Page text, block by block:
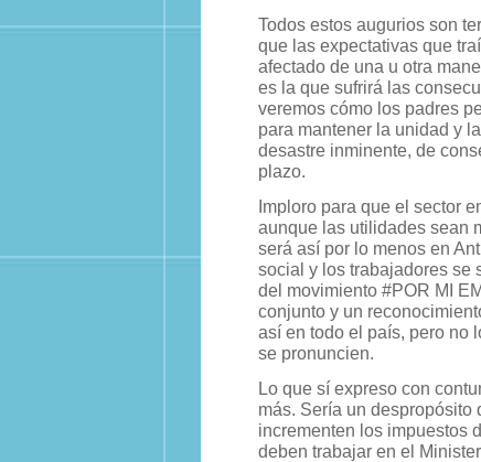
Todos estos augurios son
que las expectativas que
afectado de una u otra
es la que sufrirá las
veremos cómo los padres
para mantener la unidad y
desastre inminente, de
plazo.
Imploro para que el sector
aunque las utilidades sean
será así por lo menos en
social y los trabajadores se
del movimiento #POR MI
conjunto y un
así en todo el país, pero no
se pronuncien.
Lo que sí expreso con
más. Sería un despropósito
incrementen los impuestos
deben trabajar en el